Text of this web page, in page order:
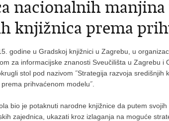
nacionalnih
knjižnica prema
godine u Gradskoj knjižnici u Zagrebu, u
za informacijske znanosti Sveučilišta u Zagrebu i
stol pod nazivom ˝Strategija razvoja središnjih
prihvaćenom modelu˝.
bio je potaknuti narodne knjižnice da putem svojih
zajednica, ukazati kroz izlaganja na moguće